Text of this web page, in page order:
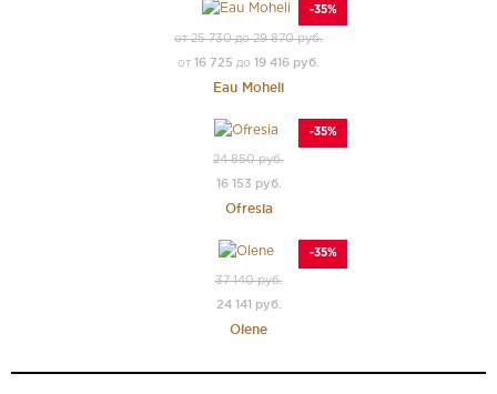
-35%
от 25 730 до 29 870 руб.
от 16 725 до 19 416 руб.
Eau Moheli
-35%
24 850 руб.
16 153 руб.
Ofresia
-35%
37 140 руб.
24 141 руб.
Olene